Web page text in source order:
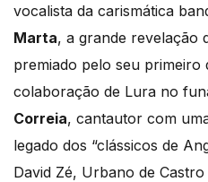
vocalista da carismática
Marta, a grande revelação
premiado pelo seu primeiro
colaboração de Lura no
Correia, cantautor com
legado dos “clássicos de
David Zé, Urbano de